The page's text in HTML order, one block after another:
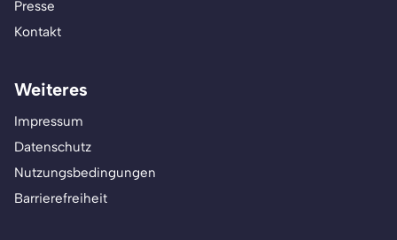
Presse
Kontakt
Weiteres
Impressum
Datenschutz
Nutzungsbedingungen
Barrierefreiheit